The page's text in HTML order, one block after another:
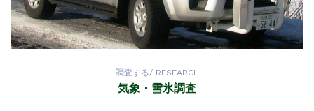
調査する/ RESEARCH
気象・雪氷調査